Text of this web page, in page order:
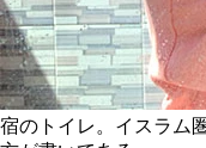
宿のトイレ。イスラム